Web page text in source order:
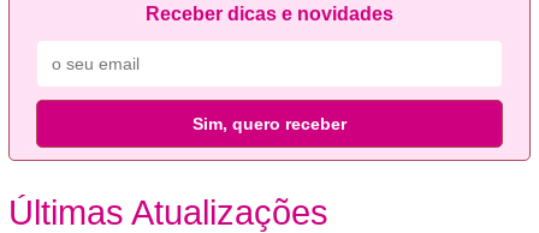
Receber dicas e novidades
Sim, quero receber
Últimas Atualizações